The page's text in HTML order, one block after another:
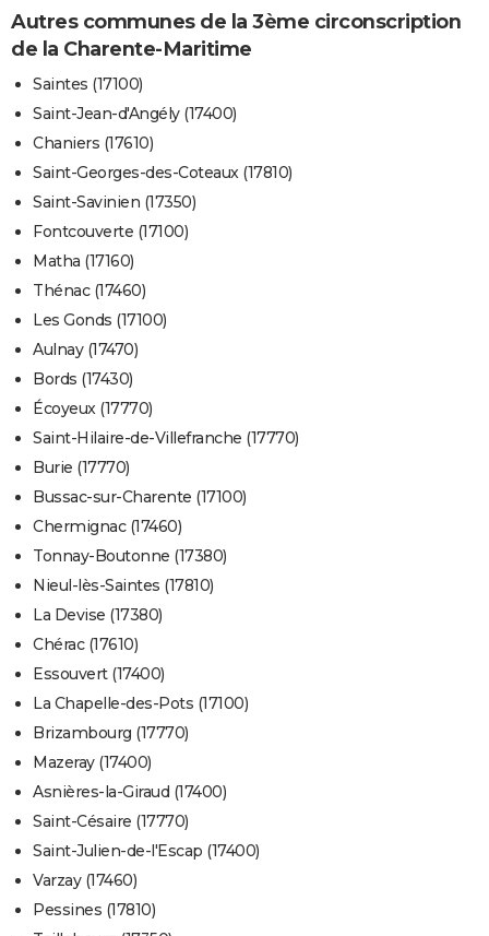
Autres communes de la 3ème circonscription
de la Charente-Maritime
Saintes (17100)
Saint-Jean-d'Angély (17400)
Chaniers (17610)
Saint-Georges-des-Coteaux (17810)
Saint-Savinien (17350)
Fontcouverte (17100)
Matha (17160)
Thénac (17460)
Les Gonds (17100)
Aulnay (17470)
Bords (17430)
Écoyeux (17770)
Saint-Hilaire-de-Villefranche (17770)
Burie (17770)
Bussac-sur-Charente (17100)
Chermignac (17460)
Tonnay-Boutonne (17380)
Nieul-lès-Saintes (17810)
La Devise (17380)
Chérac (17610)
Essouvert (17400)
La Chapelle-des-Pots (17100)
Brizambourg (17770)
Mazeray (17400)
Asnières-la-Giraud (17400)
Saint-Césaire (17770)
Saint-Julien-de-l'Escap (17400)
Varzay (17460)
Pessines (17810)